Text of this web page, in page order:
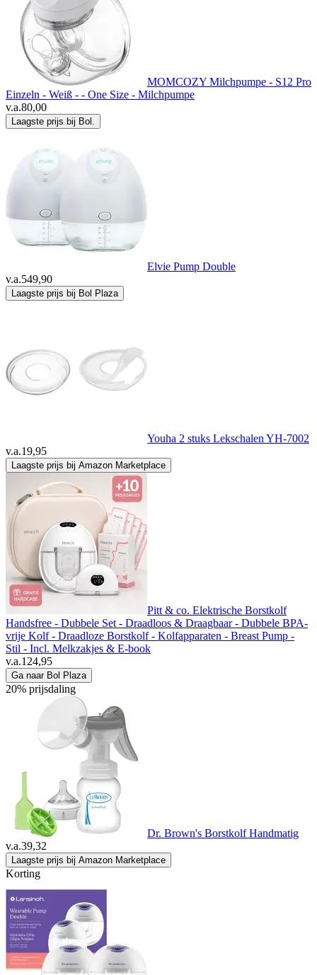
MOMCOZY Milchpumpe - S12 Pro
Einzeln - Weiß - - One Size - Milchpumpe
v.a.80,00
Laagste prijs bij Bol.
Elvie Pump Double
v.a.549,90
Laagste prijs bij Bol Plaza
Youha 2 stuks Lekschalen YH-7002
v.a.19,95
Laagste prijs bij Amazon Marketplace
Pitt & co. Elektrische Borstkolf
Handsfree - Dubbele Set - Draadloos & Draagbaar - Dubbele BPA-
vrije Kolf - Draadloze Borstkolf - Kolfapparaten - Breast Pump -
Stil - Incl. Melkzakjes & E-book
v.a.124,95
Ga naar Bol Plaza
20% prijsdaling
Dr. Brown's Borstkolf Handmatig
v.a.39,32
Laagste prijs bij Amazon Marketplace
Korting